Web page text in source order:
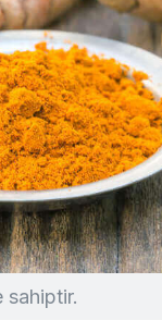
sahiptir.